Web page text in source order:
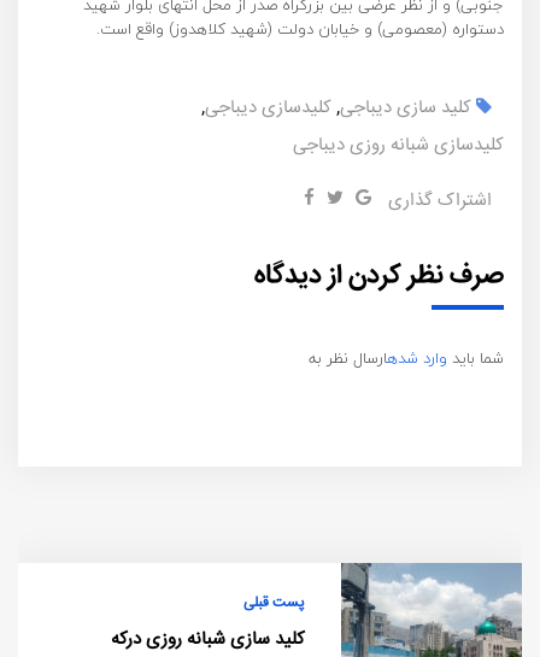
دستواره (معصومی) و خیابان دولت (شهید کلاهدوز) واقع است.
کلید سازی دیباجی,کلیدسازی دیباجی,
کلیدسازی شبانه روزی دیباجی
اشتراک گذاری
صرف نظر کردن از دیدگاه
شما باید وارد شدهارسال نظر به
پست قبلی
کلید سازی شبانه روزی درکه